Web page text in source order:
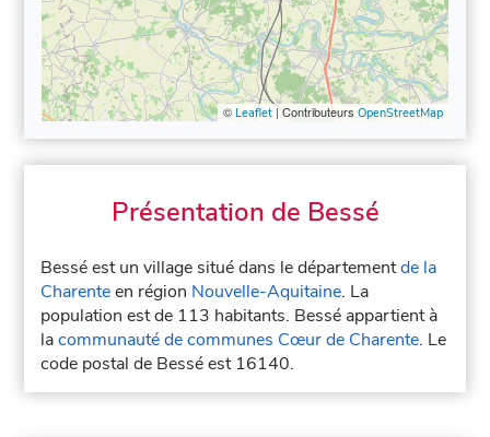
© Leaflet| Contributeurs OpenStreetMap
Présentation de Bessé
Bessé est un village situé dans le départementde la
Charenteen région Nouvelle-Aquitaine. La
population est de 113 habitants. Bessé appartient à
lacommunauté de communes Cœur de Charente. Le
code postal de Bessé est 16140.